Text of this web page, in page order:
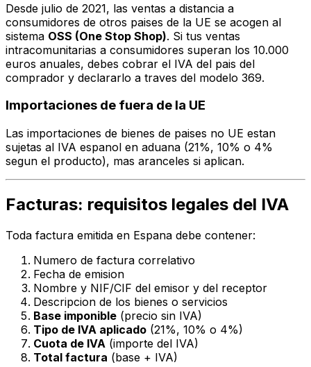
Desde julio de 2021, las ventas a distancia a
consumidores de otros paises de la UE se acogen al
sistema OSS (One Stop Shop). Si tus ventas
intracomunitarias a consumidores superan los 10.000
euros anuales, debes cobrar el IVA del pais del
comprador y declararlo a traves del modelo 369.
Importaciones de fuera de la UE
Las importaciones de bienes de paises no UE estan
sujetas al IVA espanol en aduana (21%, 10% o 4%
segun el producto), mas aranceles si aplican.
Facturas: requisitos legales del IVA
Toda factura emitida en Espana debe contener:
Numero de factura correlativo
Fecha de emision
Nombre y NIF/CIF del emisor y del receptor
Descripcion de los bienes o servicios
Base imponible (precio sin IVA)
Tipo de IVA aplicado (21%, 10% o 4%)
Cuota de IVA (importe del IVA)
Total factura (base + IVA)